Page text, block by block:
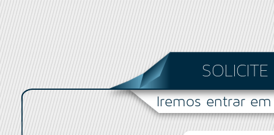
Iremos entrar